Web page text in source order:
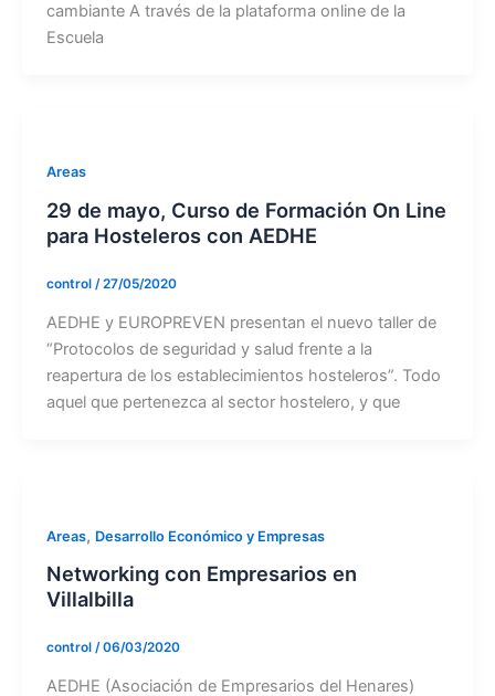
cambiante A través de la plataforma online de la
Escuela
Areas
29 de mayo, Curso de Formación On Line
para Hosteleros con AEDHE
control /27/05/2020
AEDHE y EUROPREVEN presentan el nuevo taller de
“Protocolos de seguridad y salud frente a la
reapertura de los establecimientos hosteleros”. Todo
aquel que pertenezca al sector hostelero, y que
Areas, Desarrollo Económico y Empresas
Networking con Empresarios en
Villalbilla
control /06/03/2020
AEDHE (Asociación de Empresarios del Henares)